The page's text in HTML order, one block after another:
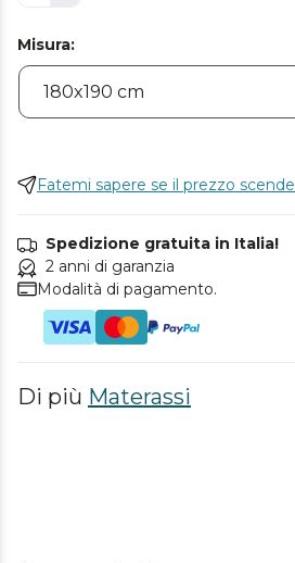
Misura:
Fatemi sapere se il prezzo scende
Spedizione gratuita in Italia!
2 anni di garanzia
Modalità di pagamento.
Di più Materassi